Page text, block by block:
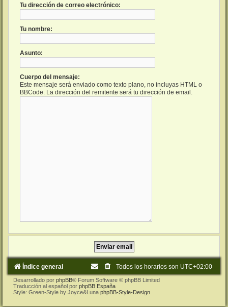
Tu dirección de correo electrónico:
Tu nombre:
Asunto:
Cuerpo del mensaje:
Este mensaje será enviado como texto plano, no incluyas HTML o
BBCode. La dirección del remitente será tu dirección de email.
Índice general Todos los horarios son UTC+02:00
Desarrollado por phpBB® Forum Software © phpBB Limited
Traducción al español por phpBB España
Style: Green-Style by Joyce&Luna phpBB-Style-Design